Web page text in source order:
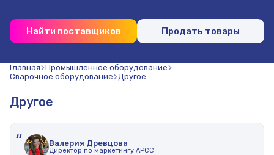
Найти поставщиков Продать товары
Главная Промышленное оборудование
Сварочное оборудование Другое
Другое
“ Валерия Древцова
Директор по маркетингу АРСС